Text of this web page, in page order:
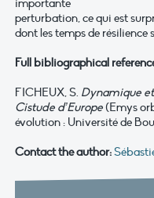
importante
perturbation, ce qui est
dont les temps de résilience
Full bibliographical
FICHEUX, S. Dynamique
Cistude d’Europe(Emys
évolution : Université de
Contact the author: